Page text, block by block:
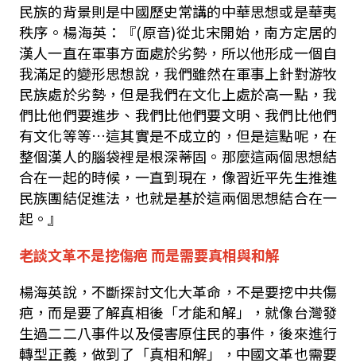
民族的背景則是中國歷史常講的中華思想或是華夷
秩序。楊海英：『(原音)從北宋開始，南方定居的
漢人一直在軍事方面處於劣勢，所以他形成一個自
我滿足的變形思想說，我們雖然在軍事上針對游牧
民族處於劣勢，但是我們在文化上處於高一點，我
們比他們要進步、我們比他們要文明、我們比他們
有文化等等…這其實是不成立的，但是這點呢，在
整個漢人的腦袋裡是根深蒂固。那麼這兩個思想結
合在一起的時候，一直到現在，像習近平先生推進
民族團結促進法，也就是基於這兩個思想結合在一
起。』
老談文革不是挖傷疤 而是需要真相與和解
楊海英說，不斷探討文化大革命，不是要挖中共傷
疤，而是要了解真相後「才能和解」，就像台灣發
生過二二八事件以及侵害原住民的事件，後來進行
轉型正義，做到了「真相和解」，中國文革也需要